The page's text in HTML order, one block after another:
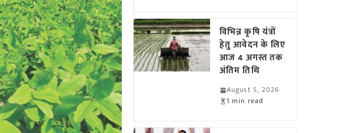
विभिन्न कृषि यंत्रों
हेतु आवेदन के लिए
आज 4 अगस्त तक
अंतिम तिथि
August 5, 2026
1 min read